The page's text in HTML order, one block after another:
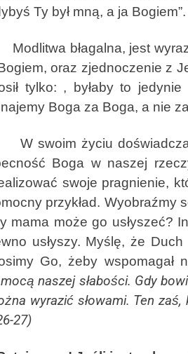
Ty był mną, a ja Bogiem”.
błagalna, jest
oraz zjednoczenie z
tylko: , byłaby to
Boga za Boga, a nie
swoim życiu
Boga w naszej
swoje pragnienie,
przykład. Wyobraźmy
mama może go usłyszeć?
usłyszy. Myślę, że
Go, żeby wspomagał
naszej słabości. Gdy
wyrazić słowami. Ten
27)